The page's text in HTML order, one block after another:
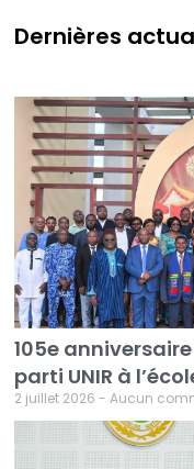
Dernières
105e
parti UNIR à
2 juillet 2026 Aucun